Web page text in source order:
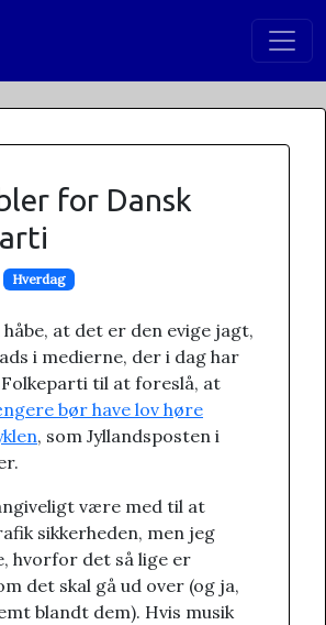
for Dansk
Hverdag
at det er den evige jagt,
i medierne, der i dag har
til at foreslå, at
bør have lov høre
, som Jyllandsposten i
være med til at
sikkerheden, men jeg
hvorfor det så lige er
det skal gå ud over (og ja,
blandt dem). Hvis musik